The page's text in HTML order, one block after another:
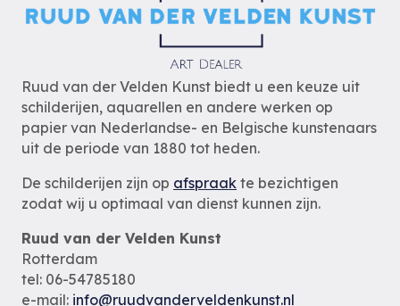
Ruud van der Velden Kunst biedt u een keuze uit
schilderijen, aquarellen en andere werken op
papier van Nederlandse- en Belgische kunstenaars
uit de periode van 1880 tot heden.
De schilderijen zijn op afspraak te bezichtigen
zodat wij u optimaal van dienst kunnen zijn.
Ruud van der Velden Kunst
Rotterdam
tel: 06-54785180
e-mail: info@ruudvanderveldenkunst.nl